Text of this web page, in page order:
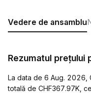
Vedere de ansamblu
Rezumatul prețului
La data de 6 Aug. 2026,
totală de CHF367.97K,